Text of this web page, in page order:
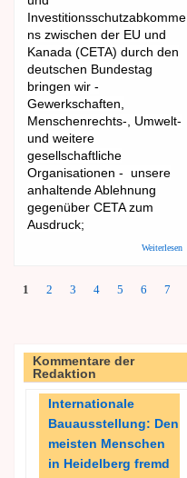
Investitionsschutzabkomme
ns zwischen der EU und
Kanada (CETA) durch den
deutschen Bundestag
bringen wir -
Gewerkschaften,
Menschenrechts-, Umwelt-
und weitere
gesellschaftliche
Organisationen - unsere
anhaltende Ablehnung
gegenüber CETA zum
Ausdruck;
Weiterlesen
Seiten
1 2 3 4 5 6 7
Kommentare der
Redaktion
Internationale
Bauausstellung: Den
meisten Menschen
in Heidelberg fremd